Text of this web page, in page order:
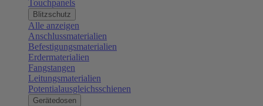
Touchpanels
Blitzschutz
Alle anzeigen
Anschlussmaterialien
Befestigungsmaterialien
Erdermaterialien
Fangstangen
Leitungsmaterialien
Potentialausgleichsschienen
Gerätedosen